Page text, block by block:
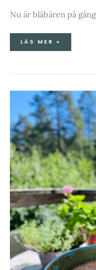
Nu är blåbären på
LÄS MER »
MISSLYCKAD
SOCKERKAKA